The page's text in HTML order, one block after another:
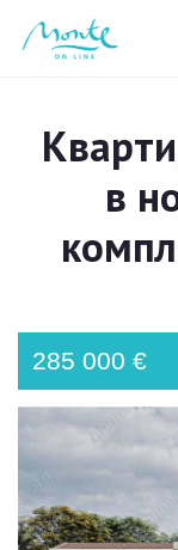
в
285 000 €